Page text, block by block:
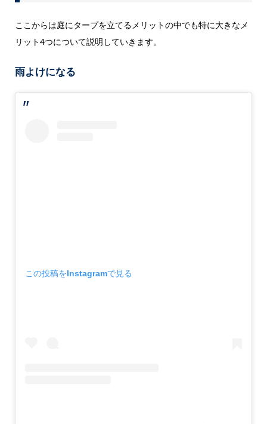
ここからは庭にタープを立てるメリットの中でも特に大きなメ
リット4つについて説明していきます。
雨よけになる
この投稿をInstagramで見る